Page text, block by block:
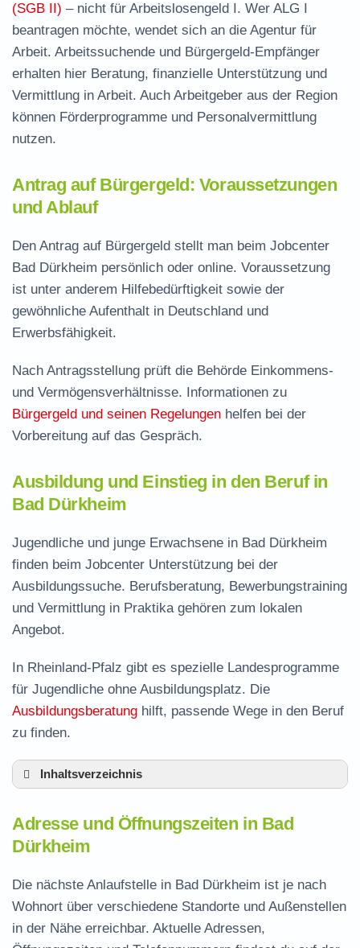
(SGB II) – nicht für Arbeitslosengeld I. Wer ALG I
beantragen möchte, wendet sich an die Agentur für
Arbeit. Arbeitssuchende und Bürgergeld-Empfänger
erhalten hier Beratung, finanzielle Unterstützung und
Vermittlung in Arbeit. Auch Arbeitgeber aus der Region
können Förderprogramme und Personalvermittlung
nutzen.
Antrag auf Bürgergeld: Voraussetzungen
und Ablauf
Den Antrag auf Bürgergeld stellt man beim Jobcenter
Bad Dürkheim persönlich oder online. Voraussetzung
ist unter anderem Hilfebedürftigkeit sowie der
gewöhnliche Aufenthalt in Deutschland und
Erwerbsfähigkeit.
Nach Antragsstellung prüft die Behörde Einkommens-
und Vermögensverhältnisse. Informationen zu
Bürgergeld und seinen Regelungen helfen bei der
Vorbereitung auf das Gespräch.
Ausbildung und Einstieg in den Beruf in
Bad Dürkheim
Jugendliche und junge Erwachsene in Bad Dürkheim
finden beim Jobcenter Unterstützung bei der
Ausbildungssuche. Berufsberatung, Bewerbungstraining
und Vermittlung in Praktika gehören zum lokalen
Angebot.
In Rheinland-Pfalz gibt es spezielle Landesprogramme
für Jugendliche ohne Ausbildungsplatz. Die
Ausbildungsberatung hilft, passende Wege in den Beruf
zu finden.
Inhaltsverzeichnis
Leistungen der Arbeitsvermittlung in Bad
Dürkheim
Termin vereinbaren und Bürgergeld beantragen
Stellenangebote und Jobbörse in Bad
Dürkheim
Adresse und Öffnungszeiten in Bad
Dürkheim
Die nächste Anlaufstelle in Bad Dürkheim ist je nach
Wohnort über verschiedene Standorte und Außenstellen
in der Nähe erreichbar. Aktuelle Adressen,